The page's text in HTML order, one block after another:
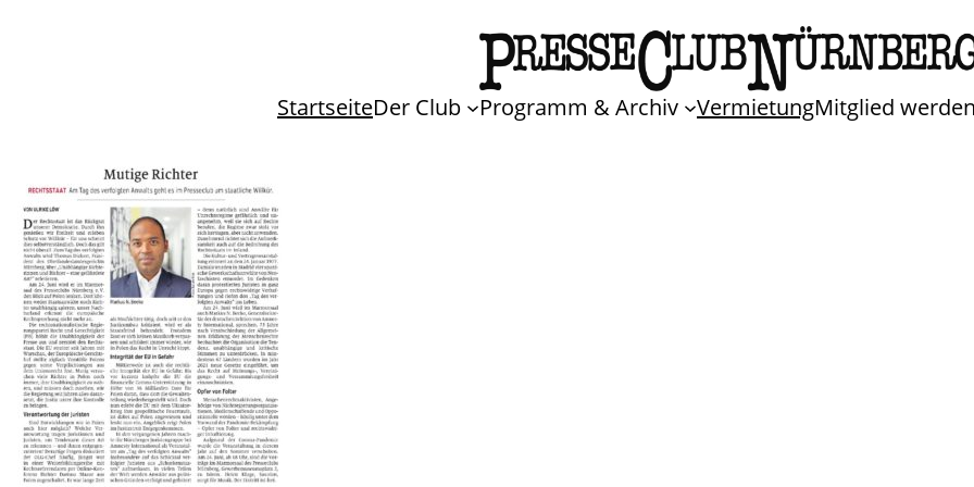
StartseiteDer Club Programm & Archiv VermietungMitglied werden